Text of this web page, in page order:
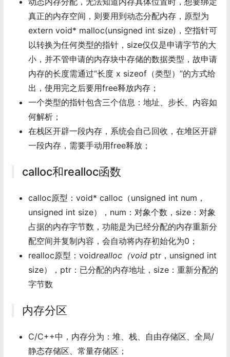
真正的内存空间，则要用到动态分配内存，原型为
extern void* malloc(unsigned int size)，空指针可
以转换为任何类型的指针，size仅仅是申请字节的大
小，并不管申请的内存块中存储的数据类型，故申请
内存的长度需通过“长度 x sizeof（类型）”的方式给
出，使用完之后要用free释放内存；
一个类型的指针包含三个信息：地址、步长、内容如
何解析；
在栈区开辟一段内存，系统会自己回收，在堆区开辟
一段内存，需要手动用free释放；
calloc和realloc函数
calloc原型：void* calloc（unsigned int num，
unsigned int size），num：对象个数，size：对象
占据的内存字节数，功能是为已经分配的内存重新分
配空间并复制内容，会自动将内存初始化为0；
realloc原型：voidrealloc（void ptr，unsigned int
size），ptr：已分配的内存地址，size：重新分配的
字节数
内存分区
C/C++中，内存分为：堆、栈、自由存储区、全局/
静态存储区、常量存储区；